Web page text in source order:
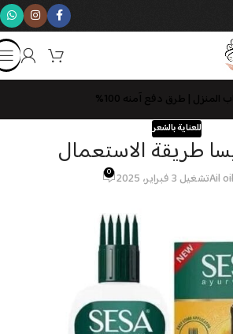
| طرق دفع آمنه 100%
للعناية بالشعر
طريقة الاستعمال
Ail oilتشغيل 3 فبراير، 2025 0